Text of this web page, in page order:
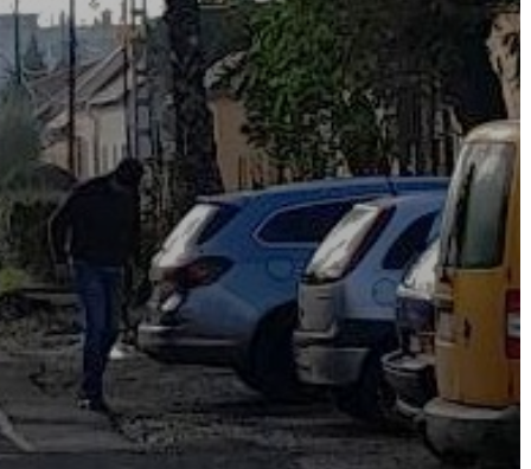
AZ
ÉPÜLŐ
VÁROS
FEJLESZTÉSEK
KÖRNYEZETVÉDELEM